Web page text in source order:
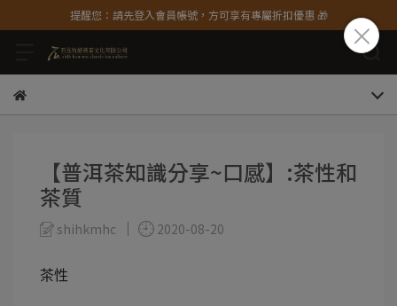
提醒您：請先登入會員帳號，方可享有專屬折扣優惠 🎁
【普洱茶知識分享~口感】:茶性和
茶質
shihkmhc 2020-08-20
茶性